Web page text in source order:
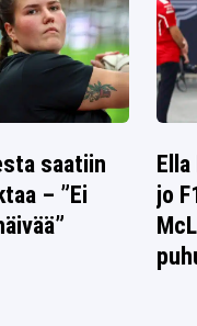
saatiin
– ”Ei
jo